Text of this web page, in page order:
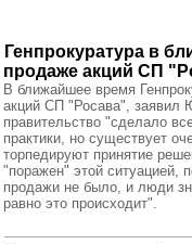
Генпрокуратура в
продаже акций СП
В ближайшее время
акций СП "Росава",
правительство "сделало
практики, но существует
торпедируют принятие
"поражен" этой ситуацией,
продажи не было, и люди
равно это происходит".